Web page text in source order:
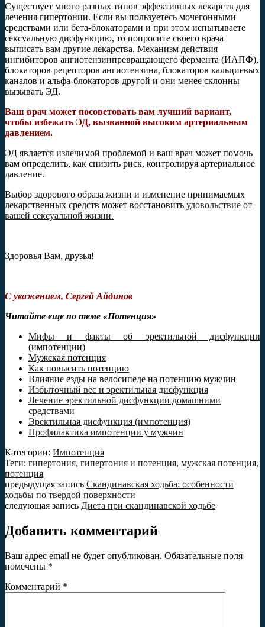
Существует много разных типов эффективных лекарств для
лечения гипертонии. Если вы пользуетесь мочегонными
средствами или бета-блокаторами и при этом испытываете
сексуальную дисфункцию, то попросите своего врача
выписать вам другие лекарства. Механизм действия
ингибиторов ангиотензинпревращающего фермента (ИАПФ),
блокаторов рецепторов ангиотензина, блокаторов кальциевых
каналов и альфа-блокаторов другой и они менее склонны
вызывать ЭД.
Ваш врач может посоветовать вам лучший вариант,
чтобы избежать ЭД, вызванной высоким артериальным
давлением.
ЭД является излечимой проблемой и ваш врач может помочь
вам определить, как снизить риск, контролируя артериальное
давление.
Выбор здорового образа жизни и изменение принимаемых
лекарственных средств может восстановить удовольствие от
вашей сексуальной жизни.
Здоровья Вам, друзья!
С уважением, Сергей Айдинов
Читайте еще по теме «Потенция»
Мифы и факты об эректильной дисфункции
(импотенции)
Мужская потенция
Как повысить потенцию
Влияние езды на велосипеде на потенцию мужчин
Избыточный вес и эректильная дисфункция
Лечение эректильной дисфункции домашними
средствами
Эректильная дисфункция (импотенция)
Профилактика импотенции у мужчин
Категории: Импотенция
Теги: гипертония, гипертония и потенция, мужская потенция,
потенция
предыдущая запись Скандинавская ходьба: особенности
ходьбы по твердой поверхности
следующая запись Диета при скандинавской ходьбе
Добавить комментарий
Ваш адрес email не будет опубликован. Обязательные поля
помечены *
Комментарий *